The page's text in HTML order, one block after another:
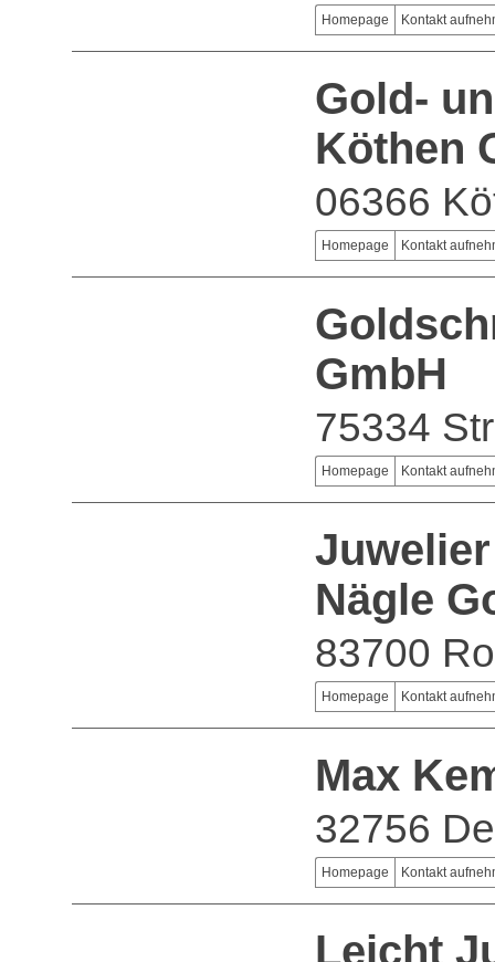
Homepage Kontakt
Gold-
Köthen
06366
Homepage Kontakt
GmbH
75334
Homepage Kontakt
Nägle
83700
Homepage Kontakt
Max
32756
Homepage Kontakt
Leicht